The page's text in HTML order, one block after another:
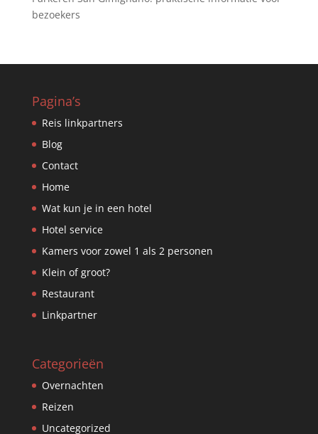
bezoekers
Pagina’s
Reis linkpartners
Blog
Contact
Home
Wat kun je in een hotel
Hotel service
Kamers voor zowel 1 als 2 personen
Klein of groot?
Restaurant
Linkpartner
Categorieën
Overnachten
Reizen
Uncategorized